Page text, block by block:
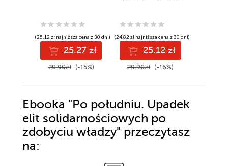
(25,12 zł najniższa cena z 30 dni)
25.27 zł
29.90zł (-15%)
(24,82 zł najniższa cena z 30 dni)
25.12 zł
29.90zł (-16%)
Ebooka "Po południu. Upadek
elit solidarnościowych po
zdobyciu władzy" przeczytasz
na: